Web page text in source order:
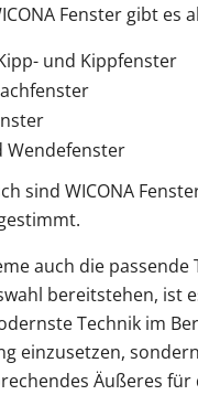
Fenster gibt es
und Kippfenster
Wendefenster
sind WICONA
auch die passende
bereitstehen, ist
Technik im
einzusetzen,
Äußeres für